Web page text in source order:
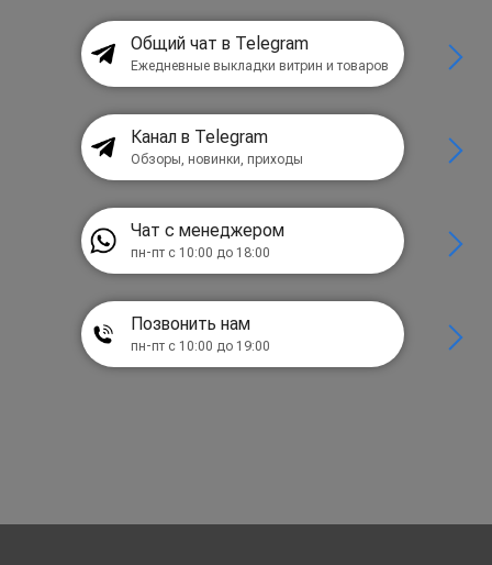
Общий чат в Telegram
Ежедневные выкладки витрин и товаров
Канал в Telegram
Обзоры, новинки, приходы
Чат с менеджером
пн-пт с 10:00 до 18:00
Позвонить нам
пн-пт с 10:00 до 19:00